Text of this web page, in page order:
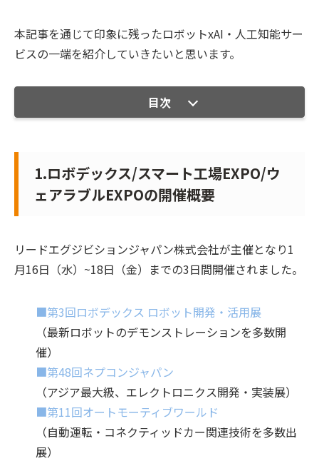
本記事を通じて印象に残ったロボットxAI・人工知能サー
ビスの一端を紹介していきたいと思います。
目次
1.ロボデックス/スマート工場EXPO/ウ
ェアラブルEXPOの開催概要
リードエグジビションジャパン株式会社が主催となり1
月16日（水）~18日（金）までの3日間開催されました。
■第3回ロボデックス ロボット開発・活用展
（最新ロボットのデモンストレーションを多数開
催）
■第48回ネプコンジャパン
（アジア最大級、エレクトロニクス開発・実装展）
■第11回オートモーティブワールド
（自動運転・コネクティッドカー関連技術を多数出
展）